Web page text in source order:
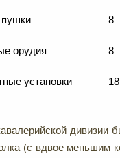
8
орудия 8
установки 18
дивизии
(с вдвое меньшим